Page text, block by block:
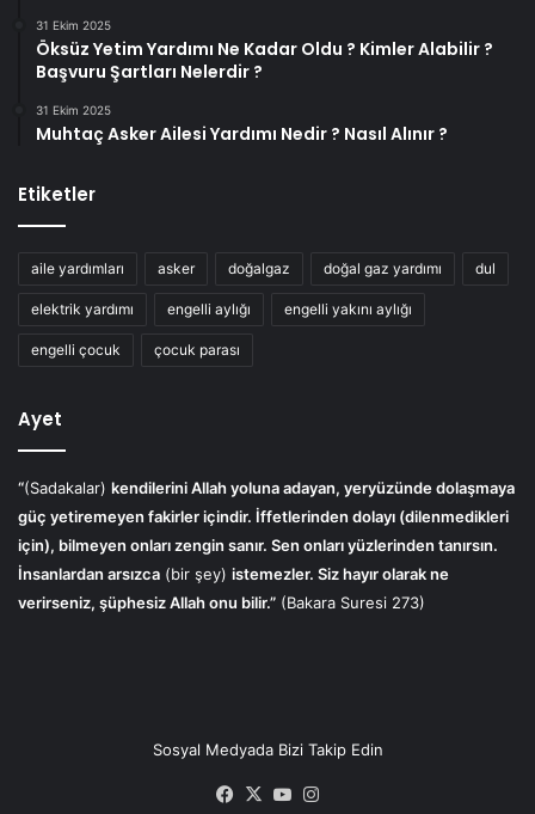
31 Ekim 2025
Öksüz Yetim Yardımı Ne Kadar Oldu ? Kimler Alabilir ?
Başvuru Şartları Nelerdir ?
31 Ekim 2025
Muhtaç Asker Ailesi Yardımı Nedir ? Nasıl Alınır ?
Etiketler
aile yardımları asker doğalgaz doğal gaz yardımı dul
elektrik yardımı engelli aylığı engelli yakını aylığı
engelli çocuk çocuk parası
Ayet
“(Sadakalar) kendilerini Allah yoluna adayan, yeryüzünde dolaşmaya
güç yetiremeyen fakirler içindir. İffetlerinden dolayı (dilenmedikleri
için), bilmeyen onları zengin sanır. Sen onları yüzlerinden tanırsın.
İnsanlardan arsızca (bir şey) istemezler. Siz hayır olarak ne
verirseniz, şüphesiz Allah onu bilir.” (Bakara Suresi 273)
Sosyal Medyada Bizi Takip Edin
Facebook
X YouTube